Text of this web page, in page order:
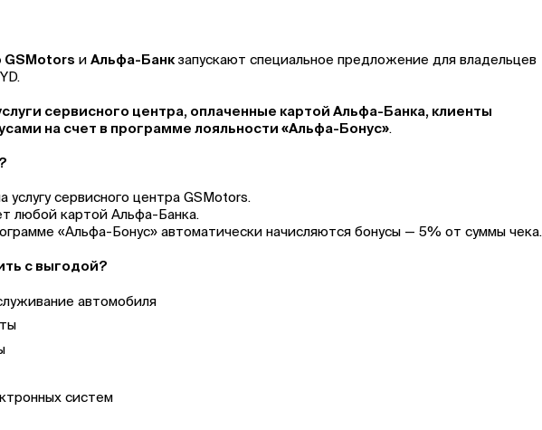
GSMotors и Альфа-Банк запускают специальное предложение для владельцев
сервисного центра, оплаченные картой Альфа-Банка, клиенты
на счет в программе лояльности «Альфа-Бонус».
услугу сервисного центра GSMotors.
любой картой Альфа-Банка.
«Альфа-Бонус» автоматически начисляются бонусы — 5% от суммы чека.
с выгодой?
автомобиля
систем